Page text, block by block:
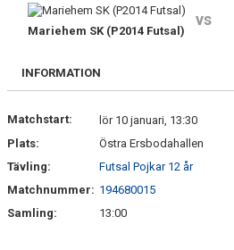
TRUPPEN
BILDGALLERI
KONTAKT
Mariehem SK (P2014 Futsal)
vs
INFORMATION
Matchstart:
lör 10 januari, 13:30
Plats:
Östra Ersbodahallen
Tävling:
Futsal Pojkar 12 år
Matchnummer: 194680015
Samling:
13:00